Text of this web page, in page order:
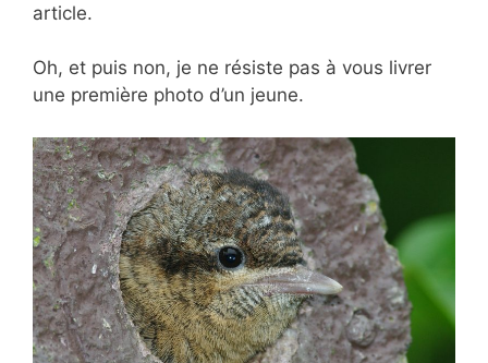
article.
Oh, et puis non, je ne résiste pas à vous livrer
une première photo d’un jeune.